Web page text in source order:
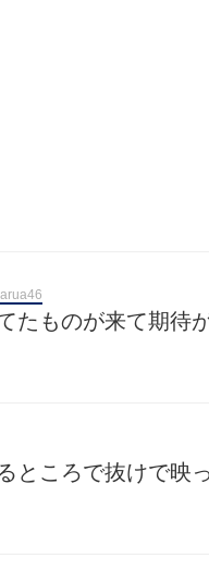
たものが来て期待
ところで抜けで映